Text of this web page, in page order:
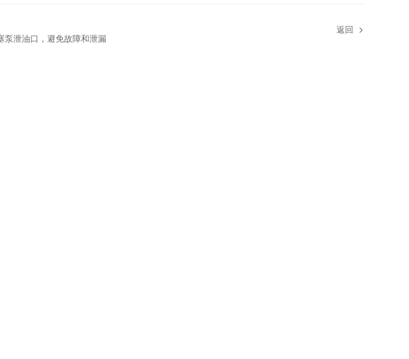
泵泄油口，避免故障和泄漏
返回